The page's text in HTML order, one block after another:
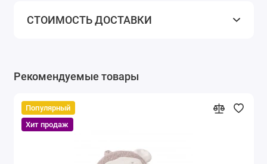
СТОИМОСТЬ ДОСТАВКИ
Рекомендуемые товары
Популярный
Хит продаж